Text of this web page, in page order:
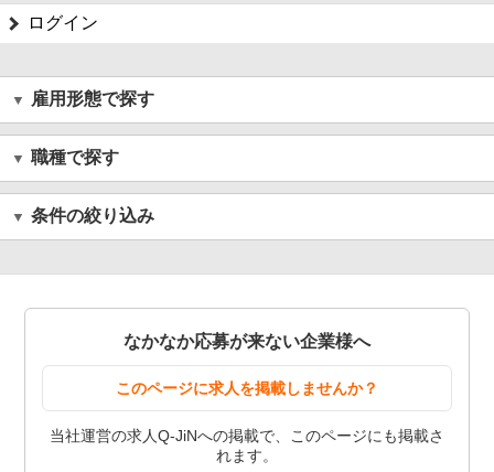
ログイン
雇用形態で探す
職種で探す
条件の絞り込み
なかなか応募が来ない企業様へ
このページに求人を掲載しませんか？
当社運営の求人Q-JiNへの掲載で、このページにも掲載さ
れます。